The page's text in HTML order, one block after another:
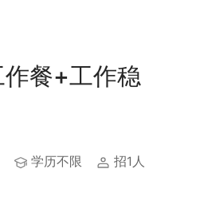
餐+工作稳
学历不限 招1人